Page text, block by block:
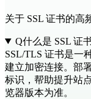
关于 SSL 证书的高
Q什么是 SSL 证
SSL/TLS 证书是一
建立加密连接。部
标识，帮助提升站
览器版本为准。